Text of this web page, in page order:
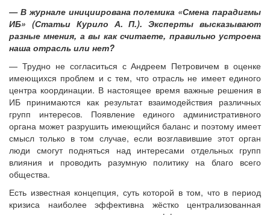
— В журнале инициирована полемика «Смена парадигмы
ИБ» (Статьи Курило А. П.). Эксперты высказывают
разные мнения, а вы как считаете, правильно устроена
наша отрасль или нет?
— Трудно не согласиться с Андреем Петровичем в оценке
имеющихся проблем и с тем, что отрасль не имеет единого
центра координации. В настоящее время важные решения в
ИБ принимаются как результат взаимодействия различных
групп интересов. Появление единого административного
органа может разрушить имеющийся баланс и поэтому имеет
смысл только в том случае, если возглавившие этот орган
люди смогут подняться над интересами отдельных групп
влияния и проводить разумную политику на благо всего
общества.
Есть известная концепция, суть которой в том, что в период
кризиса наиболее эффективна жёстко централизованная